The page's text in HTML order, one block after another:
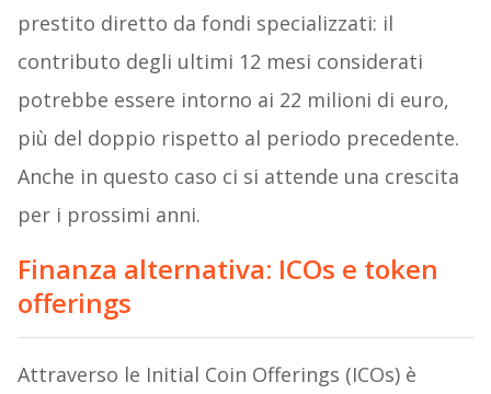
prestito diretto da fondi specializzati: il
contributo degli ultimi 12 mesi considerati
potrebbe essere intorno ai 22 milioni di euro,
più del doppio rispetto al periodo precedente.
Anche in questo caso ci si attende una crescita
per i prossimi anni.
Finanza alternativa: ICOs e token
offerings
Attraverso le Initial Coin Offerings (ICOs) è